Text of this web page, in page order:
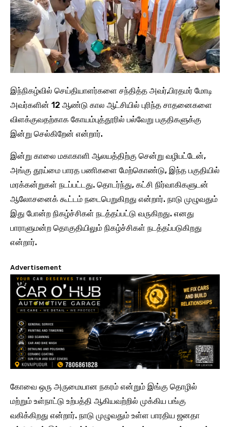
இந்நிகழ்வில் செய்தியாளர்களை சந்தித்த அவர்,பிரதமர் மோடி
அவர்களின் 12 ஆண்டு கால ஆட்சியில் புரிந்த சாதனைகளை
விளக்குவதற்காக கோயம்புத்தூரில் பல்வேறு பகுதிகளுக்கு
இன்று செல்கிறேன் என்றார்.
இன்று காலை மகாகாளி ஆலயத்திற்கு சென்று வழிபட்டேன்,
அங்கு தூய்மை பாரத பணிகளை மேற்கொண்டு, இந்த பகுதியில்
மரக்கன்றுகள் நடப்பட்டது. தொடர்ந்து, கட்சி நிர்வாகிகளுடன்
ஆலோசனைக் கூட்டம் நடைபெறுகிறது என்றார். நாடு முழுவதும்
இது போன்ற நிகழ்ச்சிகள் நடத்தப்பட்டு வருகிறது. எனது
பாராளுமன்ற தொகுதியிலும் நிகழ்ச்சிகள் நடத்தப்படுகிறது
என்றார்.
Advertisement
கோவை ஒரு அருமையான நகரம் என்றும் இங்கு தொழில்
மற்றும் உள்நாட்டு உற்பத்தி ஆகியவற்றில் முக்கிய பங்கு
வகிக்கிறது என்றார். நாடு முழுவதும் உள்ள பாரதிய ஜனதா